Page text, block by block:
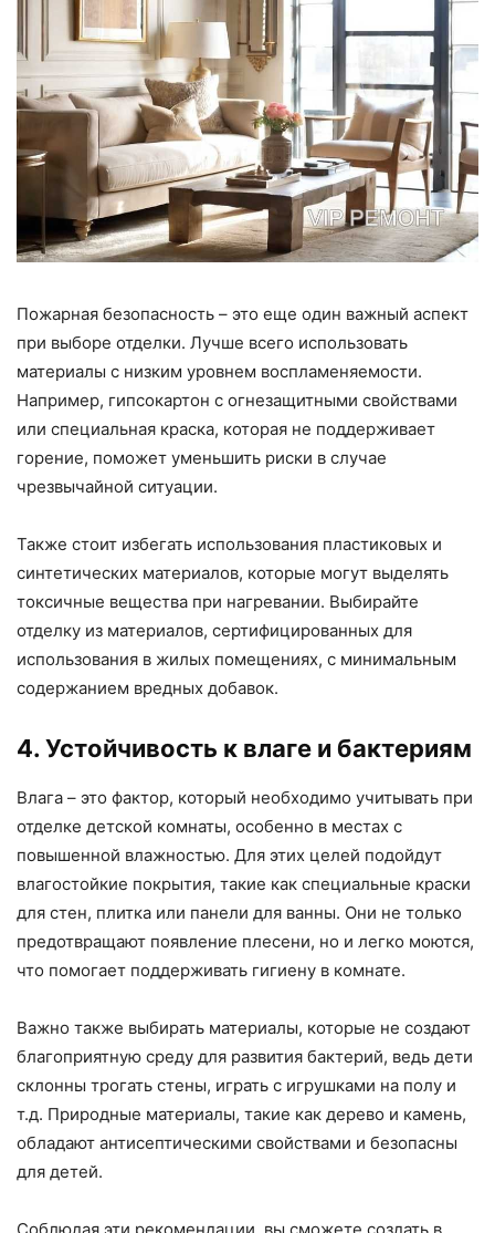
Пожарная безопасность – это еще один важный аспект
при выборе отделки. Лучше всего использовать
материалы с низким уровнем воспламеняемости.
Например, гипсокартон с огнезащитными свойствами
или специальная краска, которая не поддерживает
горение, поможет уменьшить риски в случае
чрезвычайной ситуации.
Также стоит избегать использования пластиковых и
синтетических материалов, которые могут выделять
токсичные вещества при нагревании. Выбирайте
отделку из материалов, сертифицированных для
использования в жилых помещениях, с минимальным
содержанием вредных добавок.
4. Устойчивость к влаге и бактериям
Влага – это фактор, который необходимо учитывать при
отделке детской комнаты, особенно в местах с
повышенной влажностью. Для этих целей подойдут
влагостойкие покрытия, такие как специальные краски
для стен, плитка или панели для ванны. Они не только
предотвращают появление плесени, но и легко моются,
что помогает поддерживать гигиену в комнате.
Важно также выбирать материалы, которые не создают
благоприятную среду для развития бактерий, ведь дети
склонны трогать стены, играть с игрушками на полу и
т.д. Природные материалы, такие как дерево и камень,
обладают антисептическими свойствами и безопасны
для детей.